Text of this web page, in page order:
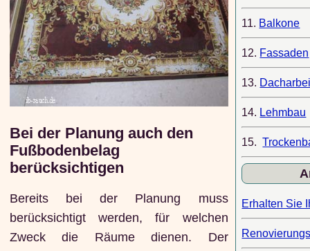
Bei der Planung auch den
Fußbodenbelag
berücksichtigen
Bereits bei der Planung muss
berücksichtigt werden, für welchen
Zweck die Räume dienen. Der
11. Balkone
12. Fassaden
13.
14. Lehmbau
15.
Erhalten Sie